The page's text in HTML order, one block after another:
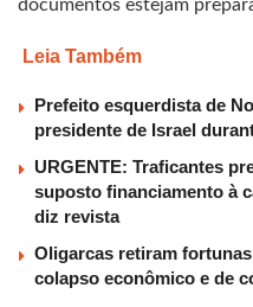
documentos estejam
Leia Também
Prefeito esquerdista de
presidente de Israel
URGENTE: Traficantes
suposto financiamento à
diz revista
Oligarcas retiram
colapso econômico e de